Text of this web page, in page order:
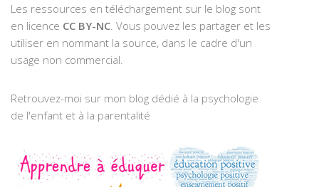
Les ressources en téléchargement sur le blog sont
en licence CC BY-NC . Vous pouvez les partager et les
utiliser en nommant la source, dans le cadre d'un
usage non commercial.
Retrouvez-moi sur mon blog dédié à la psychologie
de l'enfant et à la parentalité